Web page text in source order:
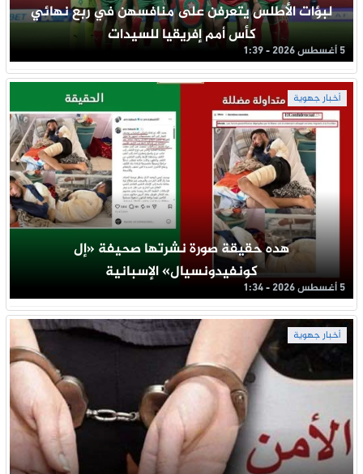
لبؤات الأطلس يتعرفن على منافسهن في ربع نهائي
كأس أمم إفريقيا للسيدات
5 أغسطس 2026 - 1:39
أخبار جهوية
هده حقيقة صورة نشرتها صحيفة «إل
كونفيدونسيال» الإسبانية
5 أغسطس 2026 - 1:34
أخبار جهوية